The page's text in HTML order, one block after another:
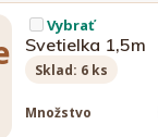
Vybrať
Svetielka 1,5m
Sklad: 6 ks
Množstvo